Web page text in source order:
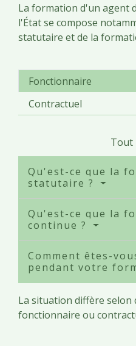
La formation d'un agent
l'État se compose
statutaire et de la
Fonctionnaire
Contractuel
Tout
Qu'est-ce que la
statutaire ?
Qu'est-ce que la
continue ?
Comment êtes-
pendant votre
La situation diffère selon
fonctionnaire ou